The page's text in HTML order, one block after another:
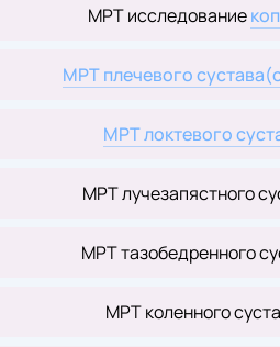
МРТ исследование
МРТ плечевого
МРТ локтевого
МРТ лучезапястного
МРТ тазобедренного
МРТ коленного